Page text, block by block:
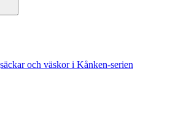
och väskor i Kånken-serien